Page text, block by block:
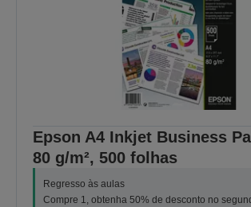
Epson A4 Inkjet Business
80 g/m², 500 folhas
Regresso às aulas
Compre 1, obtenha 50% de desconto no